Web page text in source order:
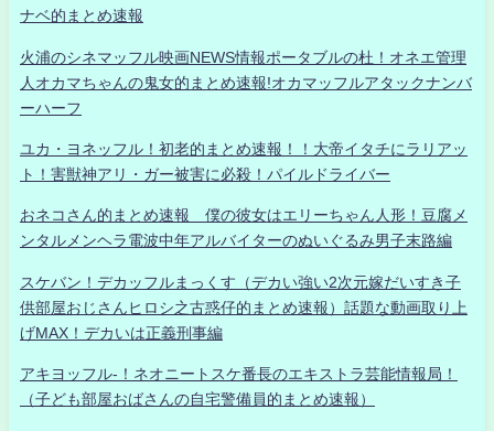
ナベ的まとめ速報
火浦のシネマッフル映画NEWS情報ポータブルの杜！オネエ管理
人オカマちゃんの鬼女的まとめ速報!オカマッフルアタックナンバ
ーハーフ
ユカ・ヨネッフル！初老的まとめ速報！！大帝イタチにラリアッ
ト！害獣神アリ・ガー被害に必殺！パイルドライバー
おネコさん的まとめ速報 僕の彼女はエリーちゃん人形！豆腐メ
ンタルメンヘラ電波中年アルバイターのぬいぐるみ男子末路編
スケバン！デカッフルまっくす（デカい強い2次元嫁だいすき子
供部屋おじさんヒロシ之古惑仔的まとめ速報）話題な動画取り上
げMAX！デカいは正義刑事編
アキヨッフル-！ネオニートスケ番長のエキストラ芸能情報局！
（子ども部屋おばさんの自宅警備員的まとめ速報）